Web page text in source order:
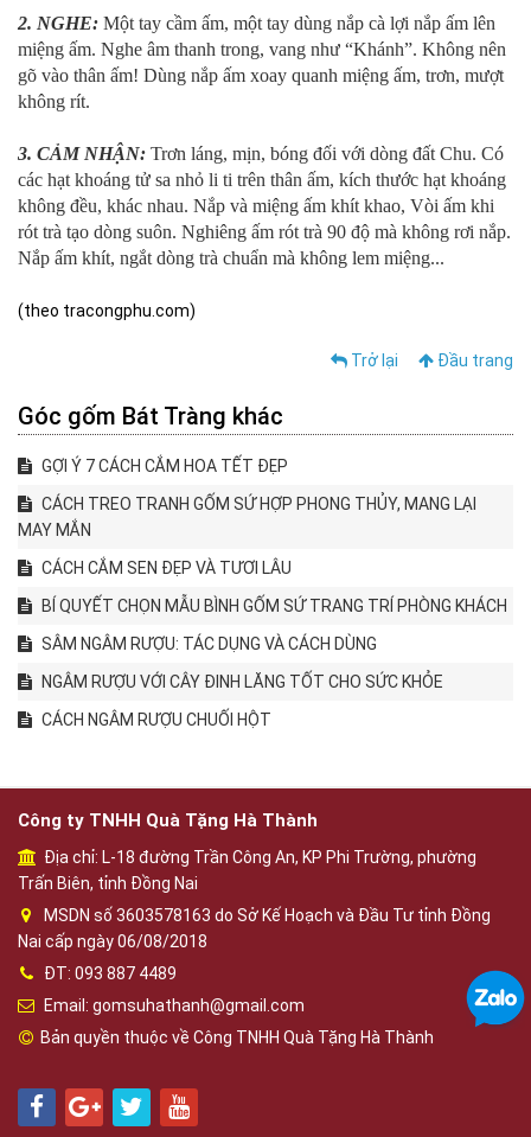
2. NGHE: Một tay cầm ấm, một tay dùng nắp cà lợi nắp ấm lên
miệng ấm. Nghe âm thanh trong, vang như “Khánh”. Không nên
gõ vào thân ấm! Dùng nắp ấm xoay quanh miệng ấm, trơn, mượt
không rít.
3. CẢM NHẬN: Trơn láng, mịn, bóng đối với dòng đất Chu. Có
các hạt khoáng tử sa nhỏ li ti trên thân ấm, kích thước hạt khoáng
không đều, khác nhau. Nắp và miệng ấm khít khao, Vòi ấm khi
rót trà tạo dòng suôn. Nghiêng ấm rót trà 90 độ mà không rơi nắp.
Nắp ấm khít, ngắt dòng trà chuẩn mà không lem miệng...
(theo tracongphu.com)
Trở lại Đầu trang
Góc gốm Bát Tràng khác
GỢI Ý 7 CÁCH CẮM HOA TẾT ĐẸP
CÁCH TREO TRANH GỐM SỨ HỢP PHONG THỦY, MANG LẠI
MAY MẮN
CÁCH CẮM SEN ĐẸP VÀ TƯƠI LÂU
BÍ QUYẾT CHỌN MẪU BÌNH GỐM SỨ TRANG TRÍ PHÒNG KHÁCH
SÂM NGÂM RƯỢU: TÁC DỤNG VÀ CÁCH DÙNG
NGÂM RƯỢU VỚI CÂY ĐINH LĂNG TỐT CHO SỨC KHỎE
CÁCH NGÂM RƯỢU CHUỐI HỘT
Công ty TNHH Quà Tặng Hà Thành
Địa chỉ: L-18 đường Trần Công An, KP Phi Trường, phường
Trấn Biên, tỉnh Đồng Nai
MSDN số 3603578163 do Sở Kế Hoạch và Đầu Tư tỉnh Đồng
Nai cấp ngày 06/08/2018
ĐT: 093 887 4489
Email: gomsuhathanh@gmail.com
Bản quyền thuộc về Công TNHH Quà Tặng Hà Thành